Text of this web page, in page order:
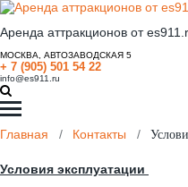
Аренда аттракционов от
МОСКВА, АВТОЗАВОДСКАЯ 5
+ 7 (905) 501 54 22
info@es911.ru
Главная / Контакты /
Условия эксплуатации